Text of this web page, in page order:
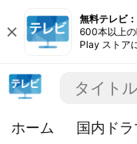
close
無料テレビ
600本以上
Play ストア
ホーム 国内ドラ